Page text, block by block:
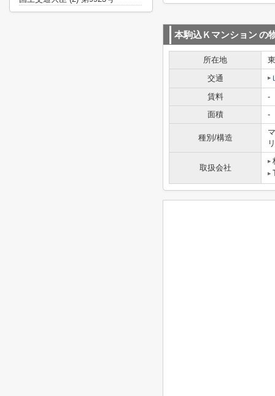
本駒込Ｋマンションの
所在地
交通
賃料
-
面積
-
種別/構造
取扱会社